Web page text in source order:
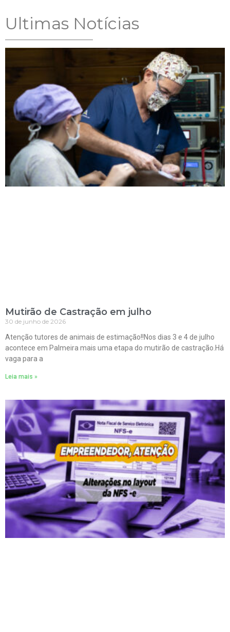
Ultimas Notícias
Mutirão de Castração em julho
30 de junho de 2026
Atenção tutores de animais de estimação!!Nos dias 3 e 4 de julho
acontece em Palmeira mais uma etapa do mutirão de castração.Há
vaga para a
Leia mais »